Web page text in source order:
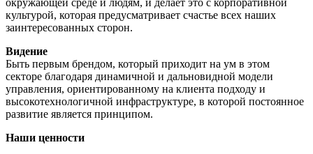
культурой, которая предусматривает счастье всех наших
заинтересованных сторон.
Видение
Быть первым брендом, который приходит на ум в этом
секторе благодаря динамичной и дальновидной модели
управления, ориентированному на клиента подходу и
высокотехнологичной инфраструктуре, в которой постоянное
развитие является принципом.
Наши ценности